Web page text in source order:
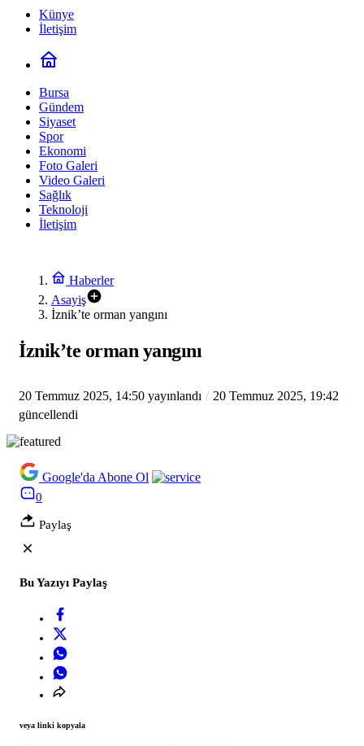
Künye
İletişim
Bursa
Gündem
Siyaset
Spor
Ekonomi
Foto Galeri
Video Galeri
Sağlık
Teknoloji
İletişim
Haberler
Asayiş
İznik’te orman yangını
İznik’te orman yangını
20 Temmuz 2025, 14:50 yayınlandı
20 Temmuz 2025, 19:42
güncellendi
Google'da Abone Ol
0
Paylaş
Bu Yazıyı Paylaş
veya linki kopyala